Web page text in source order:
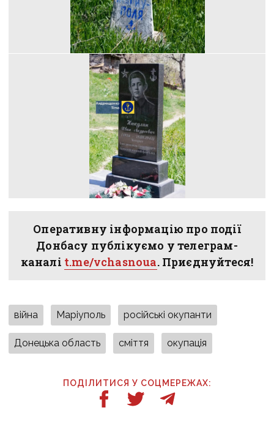
Оперативну інформацію про події
Донбасу публікуємо у телеграм-
каналі t.me/vchasnoua. Приєднуйтеся!
війна Маріуполь російські окупанти
Донецька область сміття окупація
ПОДІЛИТИСЯ У СОЦМЕРЕЖАХ: